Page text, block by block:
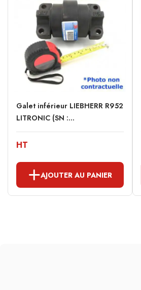
Galet inférieur LIEBHERR R952
LITRONIC (SN :...
HT
AJOUTER AU PANIER